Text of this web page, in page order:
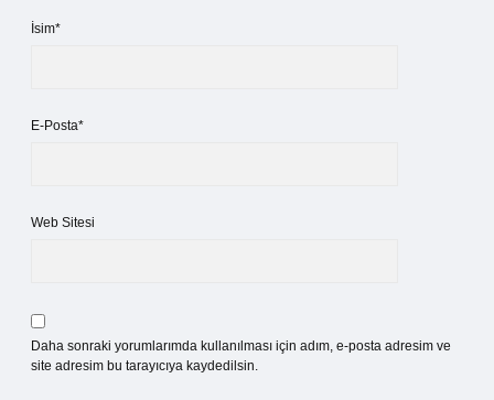
İsim*
E-Posta*
Web Sitesi
Daha sonraki yorumlarımda kullanılması için adım, e-posta adresim ve
site adresim bu tarayıcıya kaydedilsin.